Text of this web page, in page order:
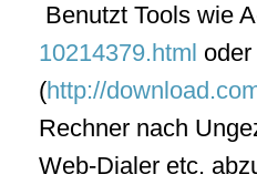
Benutzt Tools wie
10214379.html
(http://
Rechner nach
Web-Dialer etc.